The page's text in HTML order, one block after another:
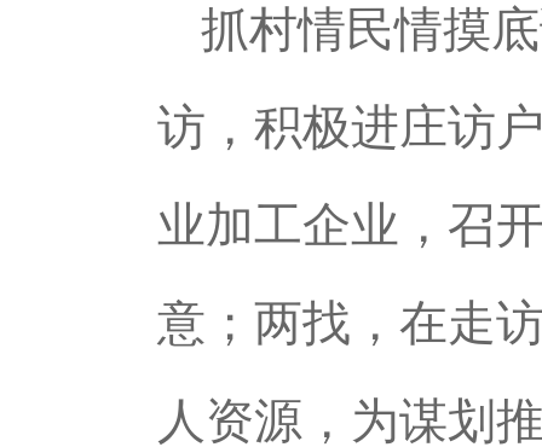
抓村情民情摸
访，积极进庄访
业加工企业，召
意；两找，在走
人资源，为谋划